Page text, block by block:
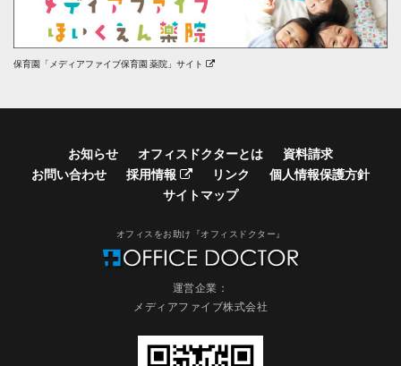
保育園「メディアファイブ保育園 薬院」サイト
お知らせ オフィスドクターとは
資料請求
お問い合わせ
採用情報 リンク
個人情報保護方針
サイトマップ
オフィスをお助け『オフィスドクター』
運営企業：
メディアファイブ株式会社